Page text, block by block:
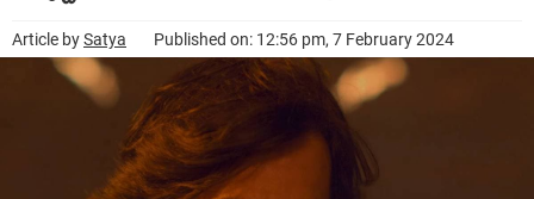
Article bySatya Published on: 12:56 pm, 7 February 2024